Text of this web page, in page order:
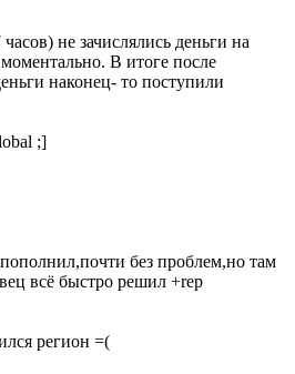
не зачислялись деньги на
В итоге после
наконец- то поступили
;]
без проблем,но там
всё быстро решил +rep
регион =(